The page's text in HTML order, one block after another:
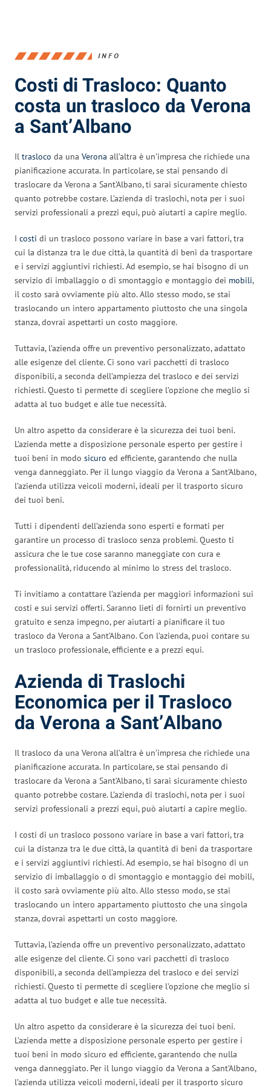
INFO
Costi di Trasloco: Quanto
costa un trasloco da Verona
a Sant’Albano
Il trasloco da una Verona all’altra è un’impresa che richiede una
pianificazione accurata. In particolare, se stai pensando di
traslocare da Verona a Sant’Albano, ti sarai sicuramente chiesto
quanto potrebbe costare. L’azienda di traslochi, nota per i suoi
servizi professionali a prezzi equi, può aiutarti a capire meglio.
I costi di un trasloco possono variare in base a vari fattori, tra
cui la distanza tra le due città, la quantità di beni da trasportare
e i servizi aggiuntivi richiesti. Ad esempio, se hai bisogno di un
servizio di imballaggio o di smontaggio e montaggio dei mobili,
il costo sarà ovviamente più alto. Allo stesso modo, se stai
traslocando un intero appartamento piuttosto che una singola
stanza, dovrai aspettarti un costo maggiore.
Tuttavia, l’azienda offre un preventivo personalizzato, adattato
alle esigenze del cliente. Ci sono vari pacchetti di trasloco
disponibili, a seconda dell’ampiezza del trasloco e dei servizi
richiesti. Questo ti permette di scegliere l’opzione che meglio si
adatta al tuo budget e alle tue necessità.
Un altro aspetto da considerare è la sicurezza dei tuoi beni.
L’azienda mette a disposizione personale esperto per gestire i
tuoi beni in modo sicuro ed efficiente, garantendo che nulla
venga danneggiato. Per il lungo viaggio da Verona a Sant’Albano,
l’azienda utilizza veicoli moderni, ideali per il trasporto sicuro
dei tuoi beni.
Tutti i dipendenti dell’azienda sono esperti e formati per
garantire un processo di trasloco senza problemi. Questo ti
assicura che le tue cose saranno maneggiate con cura e
professionalità, riducendo al minimo lo stress del trasloco.
Ti invitiamo a contattare l’azienda per maggiori informazioni sui
costi e sui servizi offerti. Saranno lieti di fornirti un preventivo
gratuito e senza impegno, per aiutarti a pianificare il tuo
trasloco da Verona a Sant’Albano. Con l’azienda, puoi contare su
un trasloco professionale, efficiente e a prezzi equi.
Azienda di Traslochi
Economica per il Trasloco
da Verona a Sant’Albano
Il trasloco da una Verona all’altra è un’impresa che richiede una
pianificazione accurata. In particolare, se stai pensando di
traslocare da Verona a Sant’Albano, ti sarai sicuramente chiesto
quanto potrebbe costare. L’azienda di traslochi, nota per i suoi
servizi professionali a prezzi equi, può aiutarti a capire meglio.
I costi di un trasloco possono variare in base a vari fattori, tra
cui la distanza tra le due città, la quantità di beni da trasportare
e i servizi aggiuntivi richiesti. Ad esempio, se hai bisogno di un
servizio di imballaggio o di smontaggio e montaggio dei mobili,
il costo sarà ovviamente più alto. Allo stesso modo, se stai
traslocando un intero appartamento piuttosto che una singola
stanza, dovrai aspettarti un costo maggiore.
Tuttavia, l’azienda offre un preventivo personalizzato, adattato
alle esigenze del cliente. Ci sono vari pacchetti di trasloco
disponibili, a seconda dell’ampiezza del trasloco e dei servizi
richiesti. Questo ti permette di scegliere l’opzione che meglio si
adatta al tuo budget e alle tue necessità.
Un altro aspetto da considerare è la sicurezza dei tuoi beni.
L’azienda mette a disposizione personale esperto per gestire i
tuoi beni in modo sicuro ed efficiente, garantendo che nulla
venga danneggiato. Per il lungo viaggio da Verona a Sant’Albano,
l’azienda utilizza veicoli moderni, ideali per il trasporto sicuro